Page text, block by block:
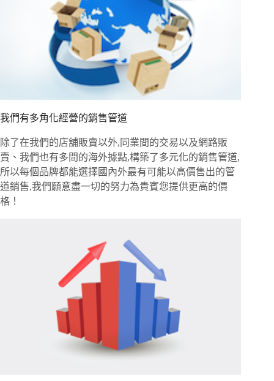
我們有多角化經營的銷售管道
除了在我們的店舖販賣以外,同業間的交易以及網路販
賣、我們也有多間的海外據點,構築了多元化的銷售管道,
所以每個品牌都能選擇國內外最有可能以高價售出的管
道銷售,我們願意盡一切的努力為貴賓您提供更高的價
格！